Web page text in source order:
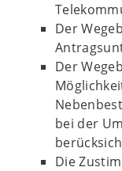
Der
Der
bei der
Die